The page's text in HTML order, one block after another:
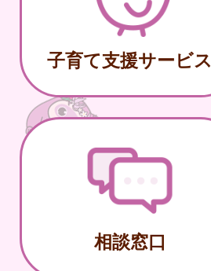
子育て支援サービス
相談窓口